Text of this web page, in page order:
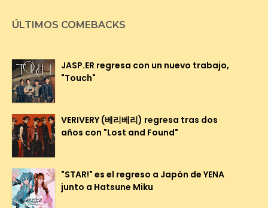
ÚLTIMOS COMEBACKS
JASP.ER regresa con un nuevo trabajo,
"Touch"
VERIVERY (베리베리) regresa tras dos
años con "Lost and Found"
"STAR!" es el regreso a Japón de YENA
junto a Hatsune Miku